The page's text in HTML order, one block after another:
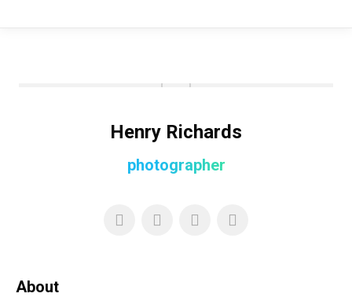
Henry Richards
photographer
About